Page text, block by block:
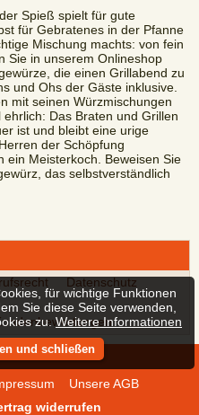
für wichtige Funktionen
Sie diese Seite verwenden,
zu.Weitere Informationen
und schließen
Spieß spielt für gute
für Gebratenes in der Pfanne
Mischung machts: von fein
Sie in unserem Onlineshop
die einen Grillabend zu
und Ohs der Gäste inklusive.
mit seinen Würzmischungen
Das Braten und Grillen
ist und bleibt eine urige
der Schöpfung
ein Meisterkoch. Beweisen Sie
das selbstverständlich
Datenschutz
Unsere AGB
widerrufen